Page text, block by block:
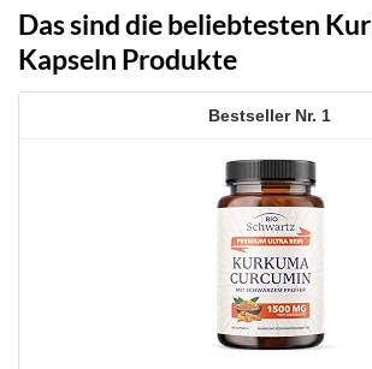
Das sind die beliebtesten
Kapseln Produkte
1